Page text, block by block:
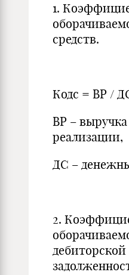
1.
средств.
Кодс = ВР /
ВР –
реализации,
ДС –
2.
дебиторской